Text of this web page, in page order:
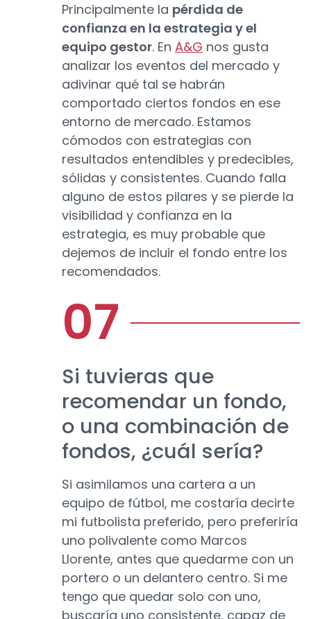
Principalmente la pérdida de
confianza en la estrategia y el
equipo gestor. En A&G nos gusta
analizar los eventos del mercado y
adivinar qué tal se habrán
comportado ciertos fondos en ese
entorno de mercado. Estamos
cómodos con estrategias con
resultados entendibles y predecibles,
sólidas y consistentes. Cuando falla
alguno de estos pilares y se pierde la
visibilidad y confianza en la
estrategia, es muy probable que
dejemos de incluir el fondo entre los
recomendados.
Si tuvieras que
recomendar un fondo,
o una combinación de
fondos, ¿cuál sería?
Si asimilamos una cartera a un
equipo de fútbol, me costaría decirte
mi futbolista preferido, pero preferiría
uno polivalente como Marcos
Llorente, antes que quedarme con un
portero o un delantero centro. Si me
tengo que quedar solo con uno,
buscaría uno consistente, capaz de